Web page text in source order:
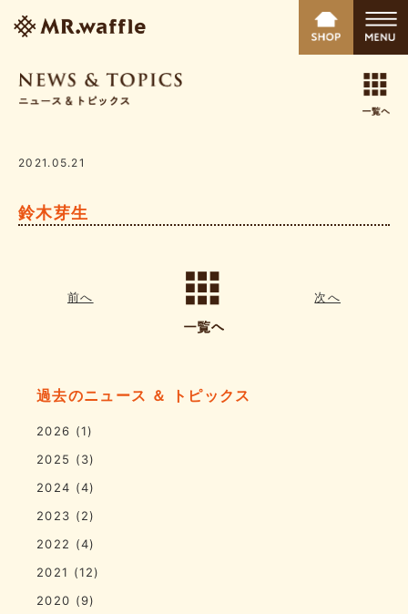
2021.05.21
鈴木芽生
前へ 次へ
過去のニュース ＆ トピックス
2026 (1)
2025 (3)
2024 (4)
2023 (2)
2022 (4)
2021 (12)
2020 (9)